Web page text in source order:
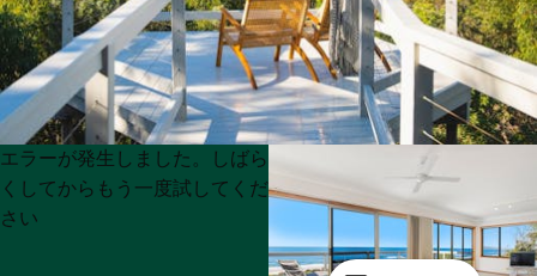
Product
List
Product
List
エラーが発生しました。しばら
くしてからもう一度試してくだ
さい